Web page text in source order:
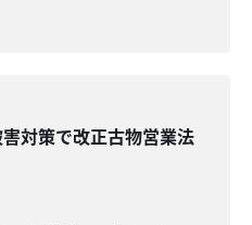
対策で改正古物営業法